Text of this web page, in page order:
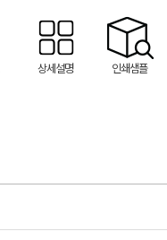
상세설명 인쇄샘플